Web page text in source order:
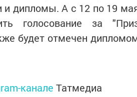
и дипломы. А с 12 по 19
голосование за
будет отмечен
канале Татмедиа